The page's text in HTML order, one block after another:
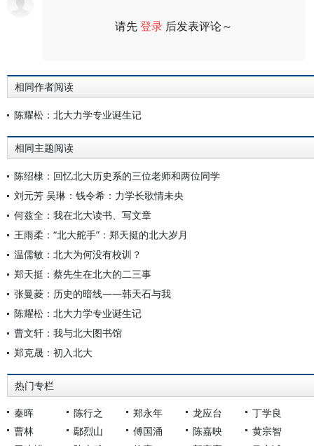
请先登录 后发表评论～
相同作者阅读
陈耀松：北大力学专业诞生记
相同主题阅读
陈绍棣：回忆北大历史系的三位老师和两位同学
刘元芳 吴琳：钱令希：力学长歌情未央
何兹全：我在北大读书、写文章
王雨柔：“北大舵手”：郑天挺的北大岁月
温儒敏：北大为何没有校训？
郑天挺：蔡先生在北大的二三事
张曼菱：历史的暗线——韩天石与我
陈耀松：北大力学专业诞生记
曹文轩：我与北大图书馆
郑克晟：初入北大
热门专栏
秦晖 陈行之 郑永年 龙应台
丁学良
曹林
鄢烈山 傅国涌 陈嘉映
黄宗智